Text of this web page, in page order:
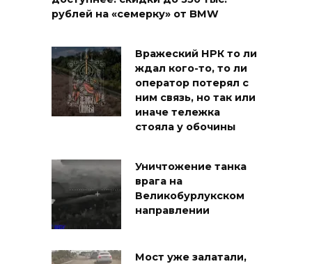
рублей на «семерку» от BMW
Вражеский НРК то ли
ждал кого-то, то ли
оператор потерял с
ним связь, но так или
иначе тележка
стояла у обочины
Уничтожение танка
врага на
Великобурлукском
направлении
Мост уже залатали,